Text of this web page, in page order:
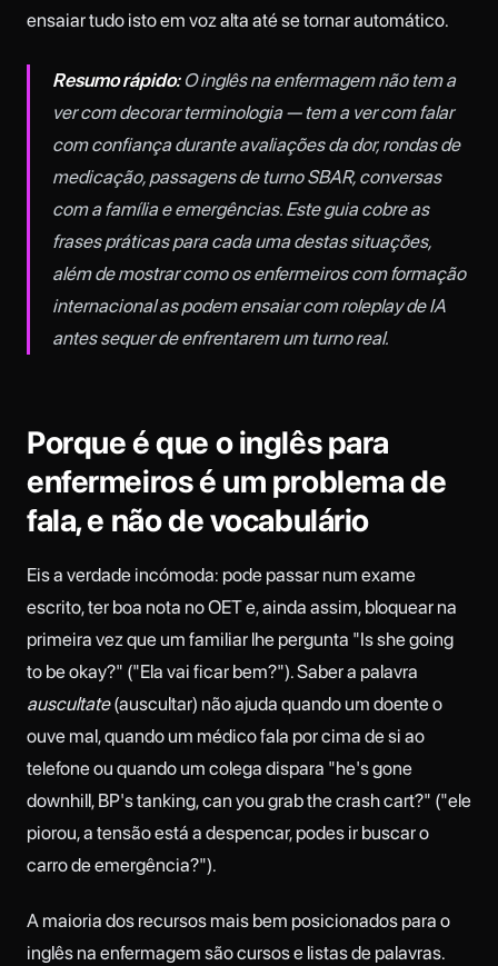
ensaiar tudo isto em voz alta até se tornar automático.
Resumo rápido:O inglês na enfermagem não tem a
ver com decorar terminologia — tem a ver com falar
com confiança durante avaliações da dor, rondas de
medicação, passagens de turno SBAR, conversas
com a família e emergências. Este guia cobre as
frases práticas para cada uma destas situações,
além de mostrar como os enfermeiros com formação
internacional as podem ensaiar com roleplay de IA
antes sequer de enfrentarem um turno real.
Porque é que o inglês para
enfermeiros é um problema de
fala, e não de vocabulário
Eis a verdade incómoda: pode passar num exame
escrito, ter boa nota no OET e, ainda assim, bloquear na
primeira vez que um familiar lhe pergunta "Is she going
to be okay?" ("Ela vai ficar bem?"). Saber a palavra
auscultate(auscultar) não ajuda quando um doente o
ouve mal, quando um médico fala por cima de si ao
telefone ou quando um colega dispara "he's gone
downhill, BP's tanking, can you grab the crash cart?" ("ele
piorou, a tensão está a despencar, podes ir buscar o
carro de emergência?").
A maioria dos recursos mais bem posicionados para o
inglês na enfermagem são cursos e listas de palavras.